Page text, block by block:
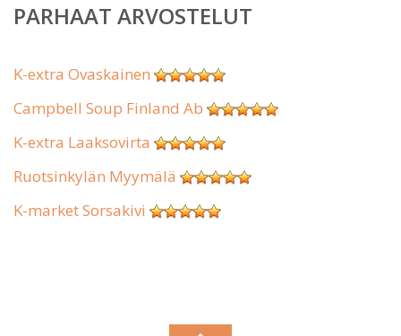
PARHAAT ARVOSTELUT
K-extra Ovaskainen
Campbell Soup Finland Ab
K-extra Laaksovirta
Ruotsinkylän Myymälä
K-market Sorsakivi